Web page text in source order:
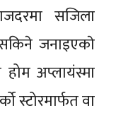
सजिला
जनाइएकाे
अप्लायंस्मा
स्टोरमार्फत वा